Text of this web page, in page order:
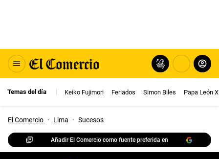
Temas del día Keiko Fujimori Feriados Simon Biles Papa León
El Comercio · Lima · Sucesos
Añadir El Comercio como fuente preferida en